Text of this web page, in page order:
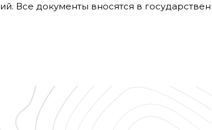
Все документы вносятся в